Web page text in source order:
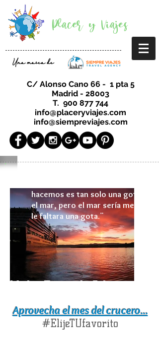
Placer y Viajes
Una marca de
C/ Alonso Cano 66 - 1 pta 5
Madrid - 28003
T. 900 877 744
info@placeryviajes.com
info@siempreviajes.com
hacemos es tan solo una gota en
el mar, pero el mar sería menos si
le faltara una gota.¨
Aprovecha el mes del crucero...
#ElijeTUfavorito